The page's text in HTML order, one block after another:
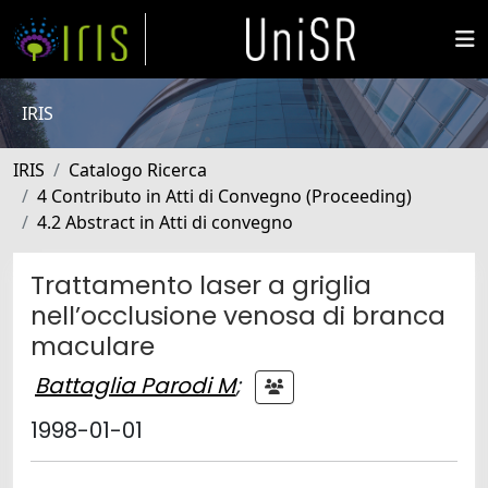
IRIS
IRIS
Catalogo Ricerca
4 Contributo in Atti di Convegno (Proceeding)
4.2 Abstract in Atti di convegno
Trattamento laser a griglia
nell’occlusione venosa di branca
maculare
Battaglia Parodi M;
1998-01-01